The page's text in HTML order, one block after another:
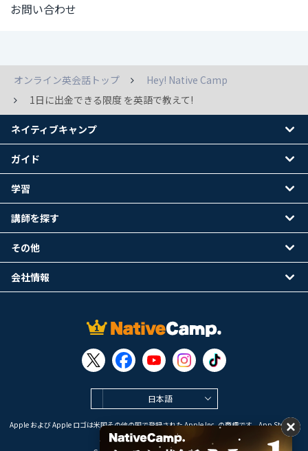
お問い合わせ
オンライン英会話トップ
Hey! Native Camp
1日に出金できる限度 を英語で教えて!
日本語
Apple および Apple ロゴは米国その他の国で登録された Apple Inc. の商標です。App Store は
Apple Inc. のサービスマークです。
ネイティブキャンプ
ガイド
学習
講師を探す
その他
会社情報